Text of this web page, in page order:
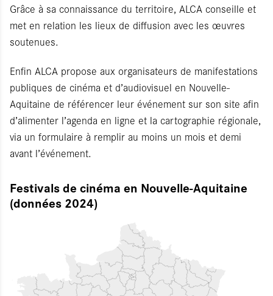
Grâce à sa connaissance du territoire, ALCA conseille et
met en relation les lieux de diffusion avec les œuvres
soutenues.
Enfin ALCA propose aux organisateurs de manifestations
publiques de cinéma et d’audiovisuel en Nouvelle-
Aquitaine de référencer leur événement sur son site afin
d’alimenter l’agenda en ligne et la cartographie régionale,
via un formulaire à remplir au moins un mois et demi
avant l’événement.
Festivals de cinéma en Nouvelle-Aquitaine
(données 2024)